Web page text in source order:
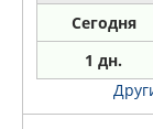
Сегодня
1 дн.